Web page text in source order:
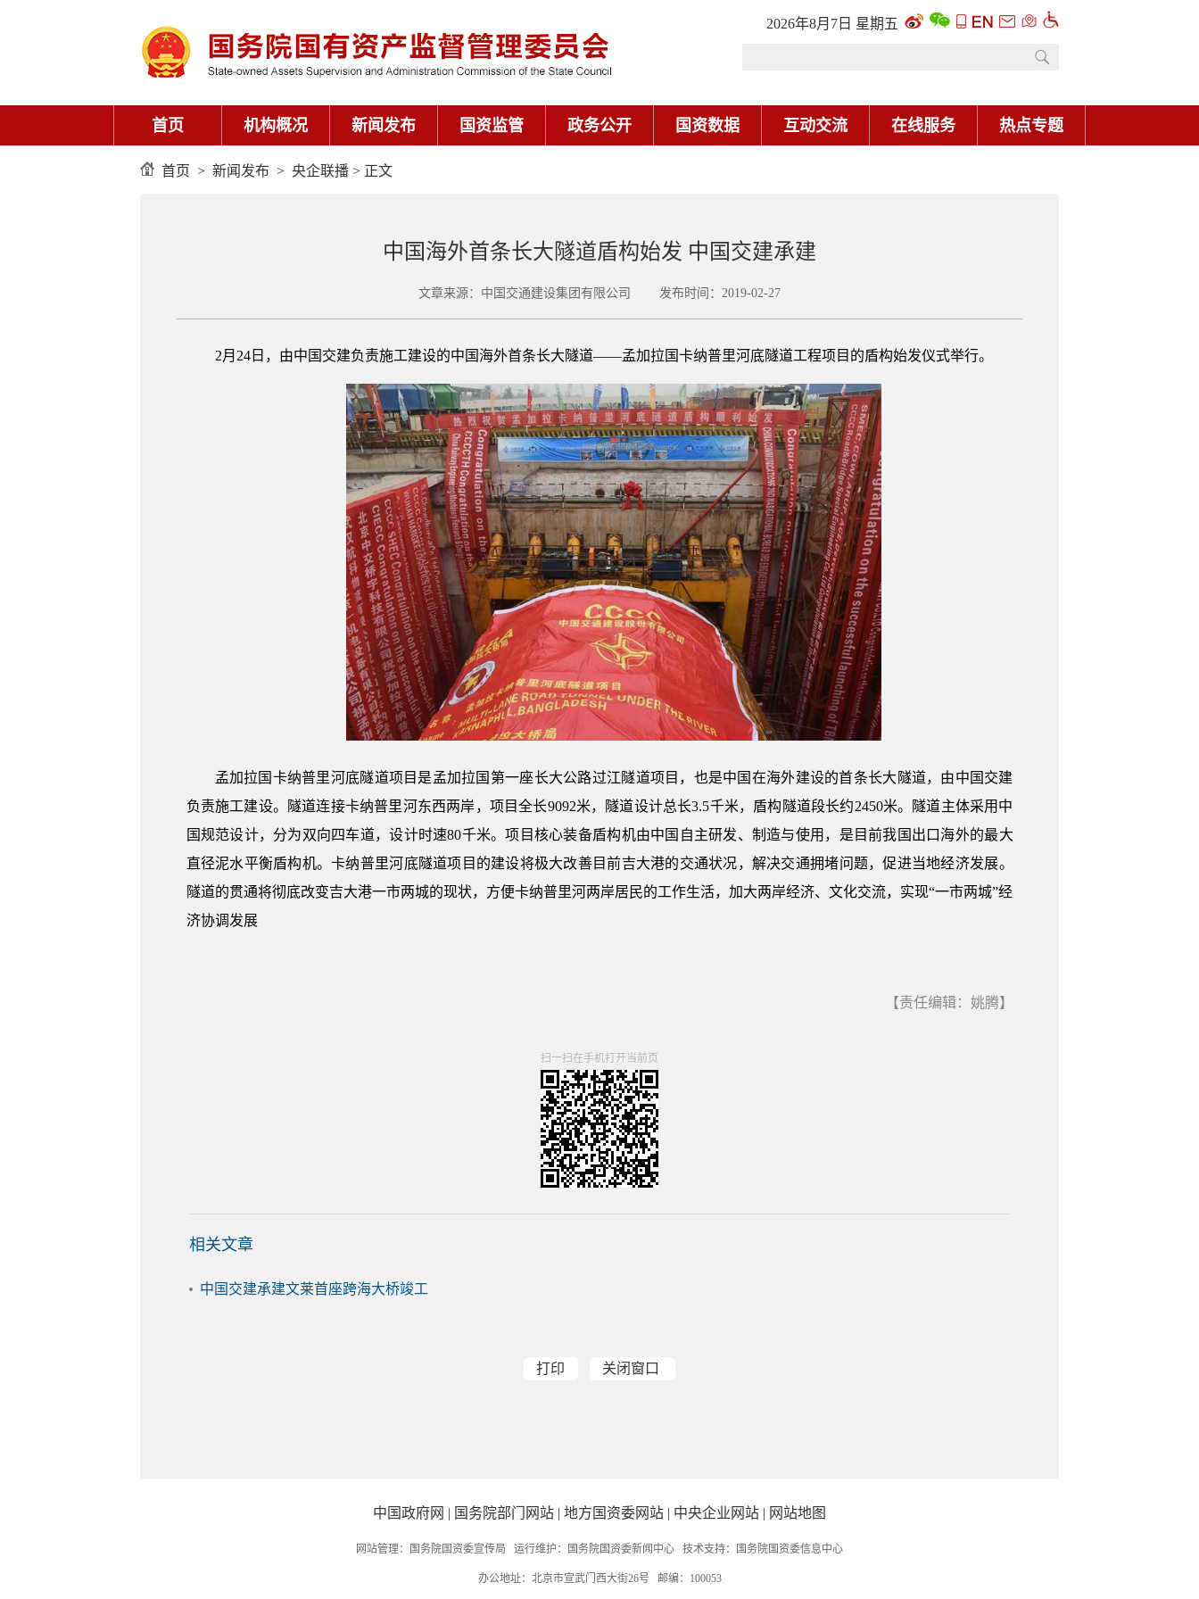
2026年8月7日 星期五
首页 机构概况 新闻发布 国资监管 政务公开 国资数据 互动交流 在线服务 热点专题
首页 > 新闻发布 > 央企联播 > 正文
中国海外首条长大隧道盾构始发 中国交建承建
文章来源：中国交通建设集团有限公司 发布时间：2019-02-27
2月24日，由中国交建负责施工建设的中国海外首条长大隧道——孟加拉国卡纳普里河底隧道工程项目的盾构始发仪式举行。
孟加拉国卡纳普里河底隧道项目是孟加拉国第一座长大公路过江隧道项目，也是中国在海外建设的首条长大隧道，由中国交建
负责施工建设。隧道连接卡纳普里河东西两岸，项目全长9092米，隧道设计总长3.5千米，盾构隧道段长约2450米。隧道主体采用中
国规范设计，分为双向四车道，设计时速80千米。项目核心装备盾构机由中国自主研发、制造与使用，是目前我国出口海外的最大
直径泥水平衡盾构机。卡纳普里河底隧道项目的建设将极大改善目前吉大港的交通状况，解决交通拥堵问题，促进当地经济发展。
隧道的贯通将彻底改变吉大港一市两城的现状，方便卡纳普里河两岸居民的工作生活，加大两岸经济、文化交流，实现“一市两城”经
济协调发展
【责任编辑：姚腾】
扫一扫在手机打开当前页
相关文章
中国交建承建文莱首座跨海大桥竣工
打印 关闭窗口